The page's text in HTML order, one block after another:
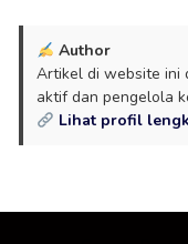
Author
Artikel di website ini
aktif dan pengelola
Lihat profil